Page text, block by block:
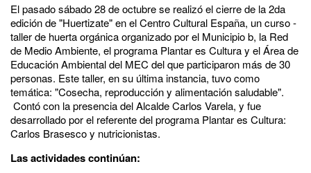
El pasado sábado 28 de octubre se realizó el cierre de la 2da
edición de "Huertizate" en el Centro Cultural España, un curso -
taller de huerta orgánica organizado por el Municipio b, la Red
de Medio Ambiente, el programa Plantar es Cultura y el Área de
Educación Ambiental del MEC del que participaron más de 30
personas. Este taller, en su última instancia, tuvo como
temática: "Cosecha, reproducción y alimentación saludable".
Contó con la presencia del Alcalde Carlos Varela, y fue
desarrollado por el referente del programa Plantar es Cultura:
Carlos Brasesco y nutricionistas.
Las actividades continúan: